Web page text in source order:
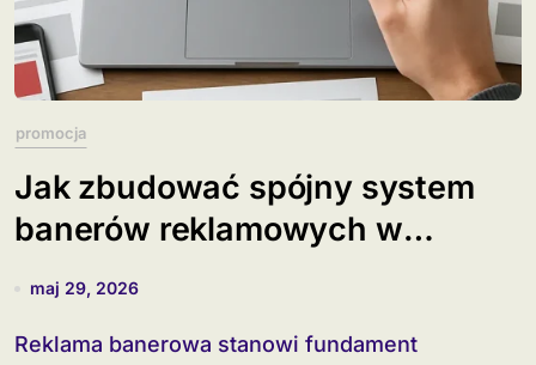
promocja
Jak zbudować spójny system
banerów reklamowych w
kampanii omnichannel?
maj 29, 2026
Reklama banerowa stanowi fundament